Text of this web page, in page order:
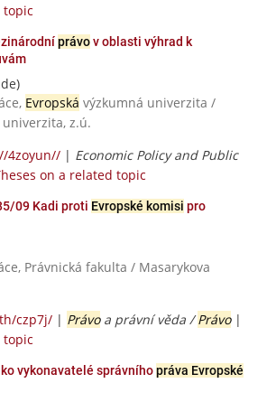
topic
právov oblasti výhrad k
Evropská výzkumná univerzita /
z.ú.
4zoyun// | Economic Policy and Public
on a related topic
09 Kadi proti Evropské komisi pro
Právnická fakulta / Masarykova
czp7j/ | Právoa právní věda /Právo|
topic
vykonavatelé správníhopráva Evropské